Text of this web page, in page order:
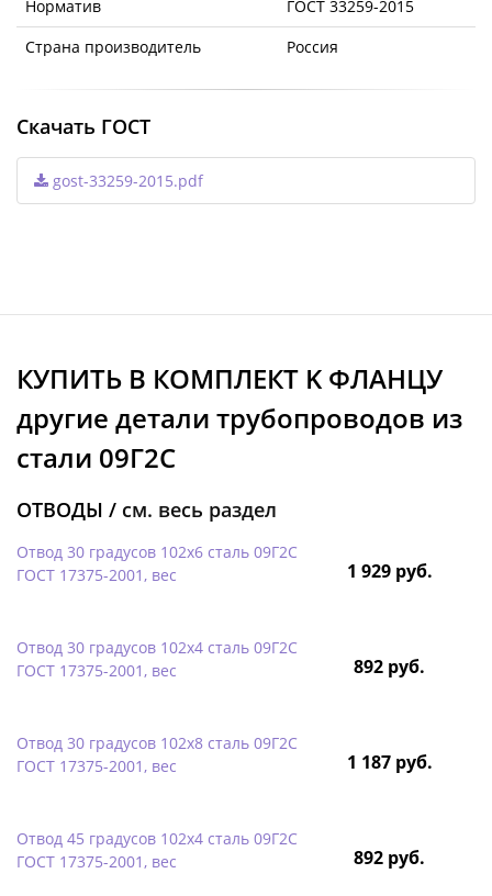
Норматив
ГОСТ 33259-2015
Страна производитель
Россия
Скачать ГОСТ
gost-33259-2015.pdf
КУПИТЬ В КОМПЛЕКТ K ФЛАНЦУ
другие детали трубопроводов из
стали 09Г2С
ОТВОДЫ / см. весь раздел
Отвод 30 градусов 102х6 сталь 09Г2С
ГОСТ 17375-2001, вес
1 929 руб.
Отвод 30 градусов 102х4 сталь 09Г2С
ГОСТ 17375-2001, вес
892 руб.
Отвод 30 градусов 102х8 сталь 09Г2С
ГОСТ 17375-2001, вес
1 187 руб.
Отвод 45 градусов 102х4 сталь 09Г2С
ГОСТ 17375-2001, вес
892 руб.